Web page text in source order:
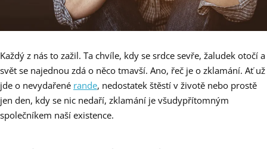
Každý z nás to zažil. Ta chvíle, kdy se srdce sevře, žaludek otočí a
svět se najednou zdá o něco tmavší. Ano, řeč je o zklamání. Ať už
jde o nevydařené rande, nedostatek štěstí v životě nebo prostě
jen den, kdy se nic nedaří, zklamání je všudypřítomným
společníkem naší existence.